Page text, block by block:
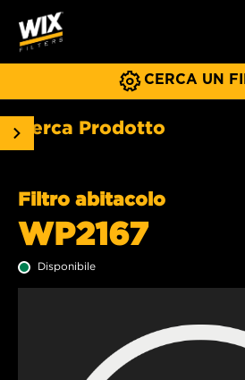
CERCA UN
Cerca Prodotto
Filtro abitacolo
WP2167
Disponibile